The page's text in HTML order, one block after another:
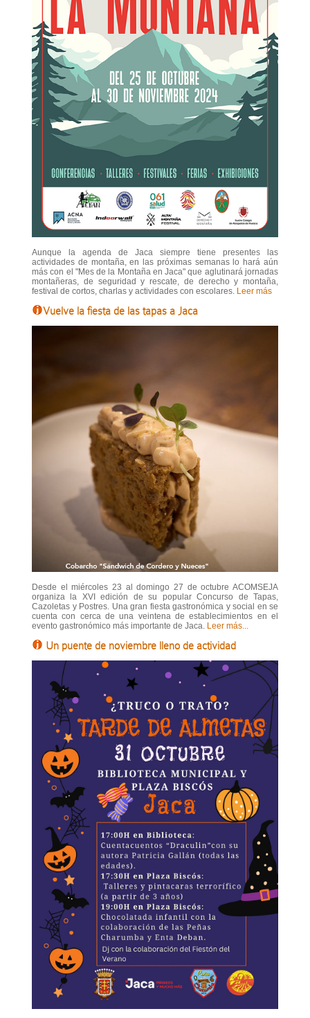
Aunque la agenda de Jaca siempre tiene presentes las
actividades de montaña, en las próximas semanas lo hará aún
más con el "Mes de la Montaña en Jaca" que aglutinará jornadas
montañeras, de seguridad y rescate, de derecho y montaña,
festival de cortos, charlas y actividades con escolares. Leer más
Vuelve la fiesta de las tapas a Jaca
Desde el miércoles 23 al domingo 27 de octubre ACOMSEJA
organiza la XVI edición de su popular Concurso de Tapas,
Cazoletas y Postres. Una gran fiesta gastronómica y social en se
cuenta con cerca de una veintena de establecimientos en el
evento gastronómico más importante de Jaca. Leer más...
Un puente de noviembre lleno de actividad